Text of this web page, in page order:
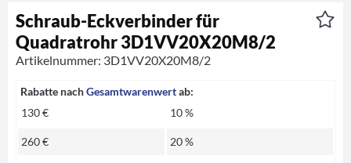
Schraub-Eckverbinder für
Quadratrohr 3D1VV20X20M8/2
Artikelnummer: 3D1VV20X20M8/2
Rabatte nachGesamtwarenwertab:
130 €
10 %
260 € 20 %